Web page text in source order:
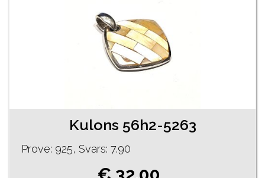
Kulons 56h2-5263
Prove: 925, Svars: 7.90